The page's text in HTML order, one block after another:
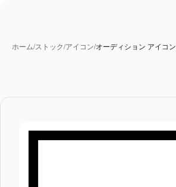
ホーム/ストック/アイコン/オーディション アイコン